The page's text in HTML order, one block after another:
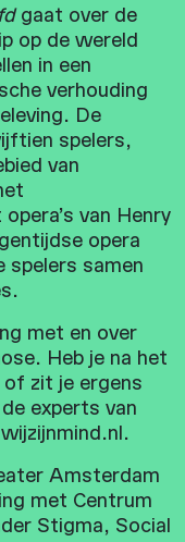
gaat over de
op de wereld
in een
verhouding
De
spelers,
van
van Henry
opera
spelers samen
met en over
Heb je na het
of zit je ergens
experts van
Amsterdam
met Centrum
Stigma, Social